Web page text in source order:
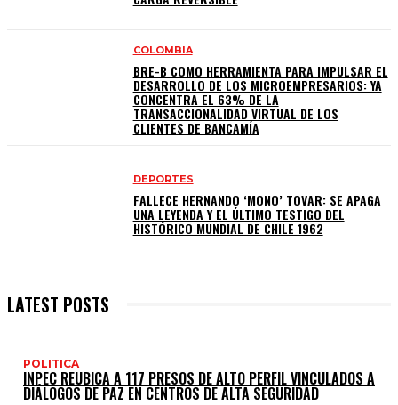
COLOMBIA
BRE-B COMO HERRAMIENTA PARA IMPULSAR EL
DESARROLLO DE LOS MICROEMPRESARIOS: YA
CONCENTRA EL 63% DE LA
TRANSACCIONALIDAD VIRTUAL DE LOS
CLIENTES DE BANCAMÍA
DEPORTES
FALLECE HERNANDO ‘MONO’ TOVAR: SE APAGA
UNA LEYENDA Y EL ÚLTIMO TESTIGO DEL
HISTÓRICO MUNDIAL DE CHILE 1962
LATEST POSTS
POLITICA
INPEC REUBICA A 117 PRESOS DE ALTO PERFIL VINCULADOS A
DIÁLOGOS DE PAZ EN CENTROS DE ALTA SEGURIDAD